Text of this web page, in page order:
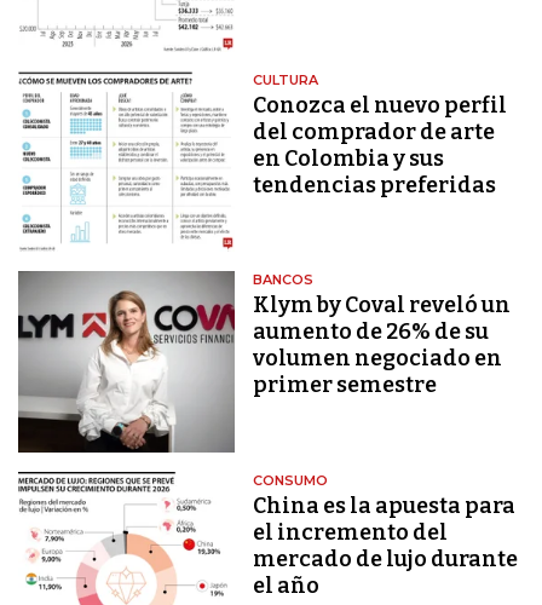
CULTURA
Conozca el nuevo perfil
del comprador de arte
en Colombia y sus
tendencias preferidas
BANCOS
Klym by Coval reveló un
aumento de 26% de su
volumen negociado en
primer semestre
CONSUMO
China es la apuesta para
el incremento del
mercado de lujo durante
el año